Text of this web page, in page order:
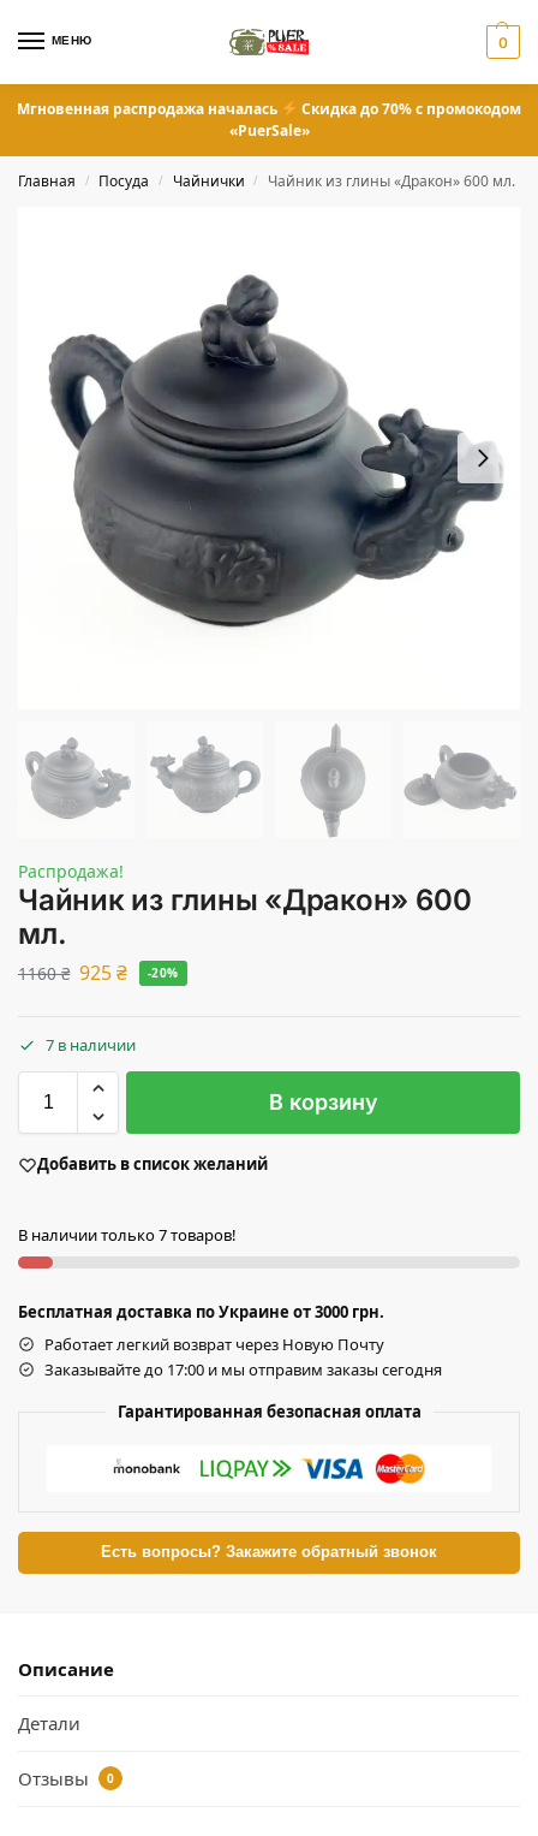
МЕНЮ 0
Мгновенная распродажа началась
Скидка до 70% с промокодом
«PuerSale»
Главная / Посуда / Чайнички / Чайник из глины «Дракон» 600 мл.
Распродажа!
Чайник из глины «Дракон» 600
мл.
1160₴ 925₴ -20%
7 в наличии
В корзину
Добавить в список желаний
В наличии только 7 товаров!
Бесплатная доставка по Украине от 3000 грн.
Работает легкий возврат через Новую Почту
Заказывайте до 17:00 и мы отправим заказы сегодня
Гарантированная безопасная оплата
Есть вопросы? Закажите обратный звонок
Описание
Детали
Отзывы 0